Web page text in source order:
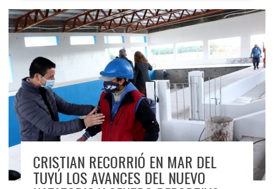
CRISTIAN RECORRIÓ EN MAR DEL
TUYÚ LOS AVANCES DEL NUEVO